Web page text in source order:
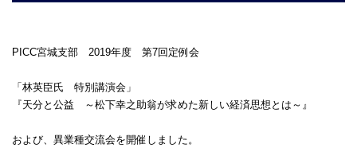
PICC宮城支部 2019年度 第7回定例会
「林英臣氏 特別講演会」
『天分と公益 ～松下幸之助翁が求めた新しい経済思想とは～』
および、異業種交流会を開催しました。